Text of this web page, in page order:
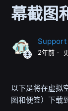
幕截图
2年前
以下是将在虚拟
图和便签）下载